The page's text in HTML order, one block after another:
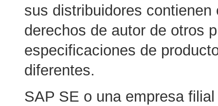
sus distribuidores
derechos de autor de otros
especificaciones de
diferentes.
SAP SE o una empresa